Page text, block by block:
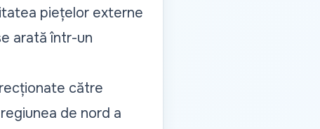
piețelor externe
arată într-un
către
de nord a